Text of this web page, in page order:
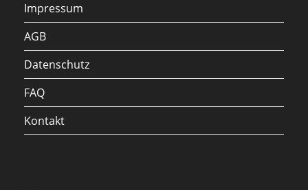
Impressum
AGB
Datenschutz
FAQ
Kontakt